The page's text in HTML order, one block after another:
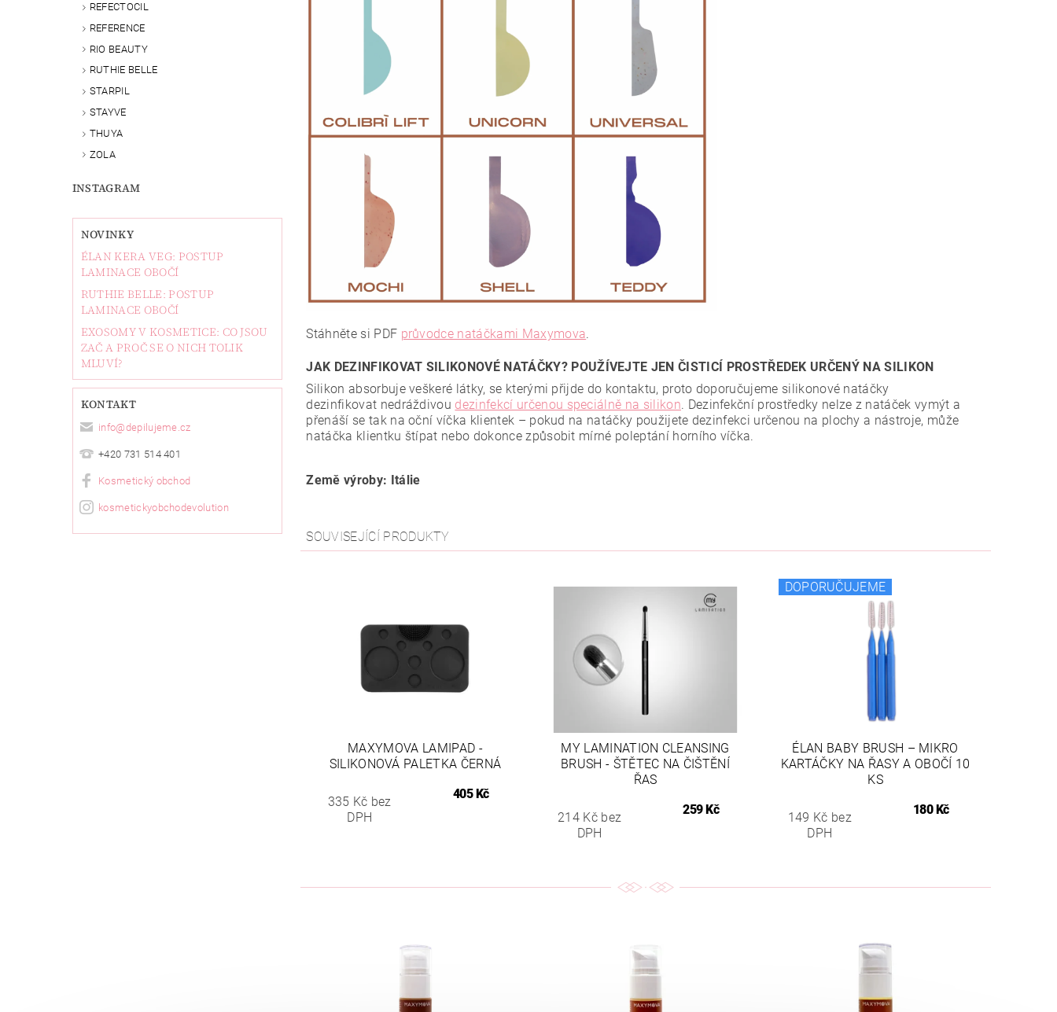
REFECTOCIL
REFERENCE
RIO BEAUTY
RUTHIE BELLE
STARPIL
STAYVE
THUYA
ZOLA
INSTAGRAM
NOVINKY
ÉLAN KERA VEG: POSTUP
LAMINACE OBOČÍ
RUTHIE BELLE: POSTUP
LAMINACE OBOČÍ
EXOSOMY V KOSMETICE: CO JSOU
ZAČ A PROČ SE O NICH TOLIK
MLUVÍ?
KONTAKT
info@depilujeme.cz
+420 731 514 401
Kosmetický obchod
kosmetickyobchodevolution
Stáhněte si PDF průvodce natáčkami Maxymova.
JAK DEZINFIKOVAT SILIKONOVÉ NATÁČKY? POUŽÍVEJTE JEN ČISTICÍ PROSTŘEDEK URČENÝ NA SILIKON
Silikon absorbuje veškeré látky, se kterými přijde do kontaktu, proto doporučujeme silikonové natáčky
dezinfikovat nedráždivou dezinfekcí určenou speciálně na silikon. Dezinfekční prostředky nelze z natáček vymýt a
přenáší se tak na oční víčka klientek – pokud na natáčky použijete dezinfekci určenou na plochy a nástroje, může
natáčka klientku štípat nebo dokonce způsobit mírné poleptání horního víčka.
Země výroby: Itálie
SOUVISEJÍCÍ PRODUKTY
MAXYMOVA LAMIPAD -
SILIKONOVÁ PALETKA ČERNÁ
335 Kč bez
DPH
405 Kč
MY LAMINATION CLEANSING
BRUSH - ŠTĚTEC NA ČIŠTĚNÍ
ŘAS
214 Kč bez
DPH
259 Kč
DOPORUČUJEME
ÉLAN BABY BRUSH – MIKRO
KARTÁČKY NA ŘASY A OBOČÍ 10
KS
149 Kč bez
DPH
180 Kč